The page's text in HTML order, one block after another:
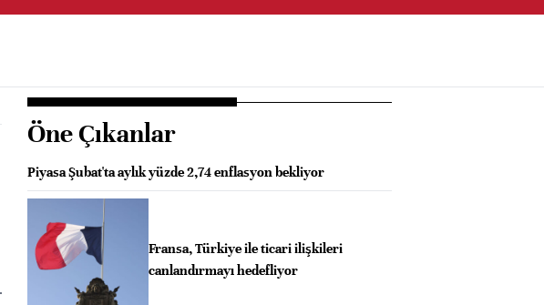
Öne Çıkanlar
Piyasa Şubat'ta aylık yüzde 2,74 enflasyon bekliyor
Fransa, Türkiye ile ticari ilişkileri
canlandırmayı hedefliyor